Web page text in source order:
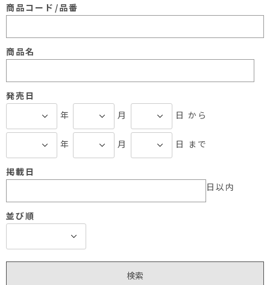
商品コード/品番
商品名
発売日
年
月 日 から
年 月 日 まで
掲載日
日以内
並び順